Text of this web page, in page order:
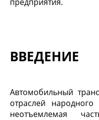
предприятия.
ВВЕДЕНИЕ
Автомобильный
отраслей народного
неотъемлемая